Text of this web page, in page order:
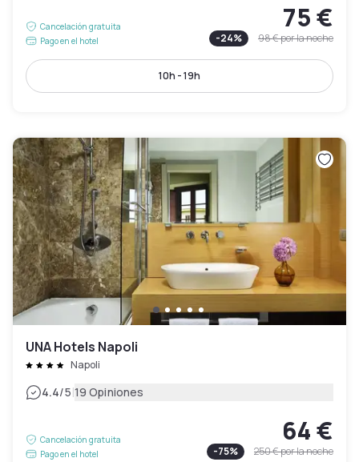
Cancelación gratuita
Pago en el hotel
75 €
-24% 98 €por la noche
10h - 19h
UNA Hotels Napoli
Napoli
4.4/5|19 Opiniones
Cancelación gratuita
Pago en el hotel
64 €
-75% 250 €por la noche